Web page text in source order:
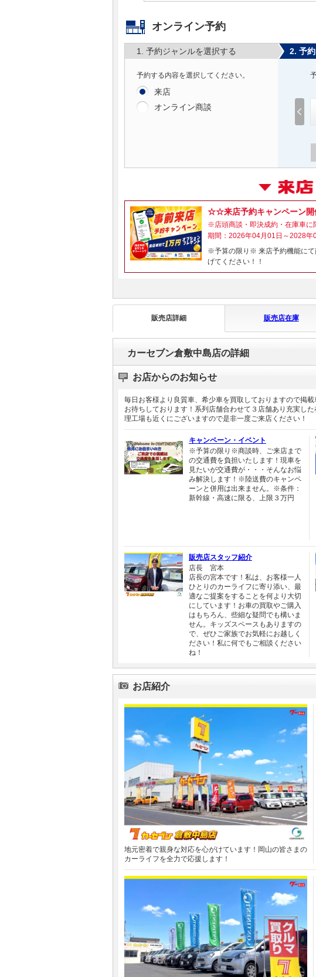
オンライン予約
1. 予約ジャンルを選択する
予約する内容を選択してください。
来店
オンライン商談
2. 予
☆☆来店予約キャンペーン
※店頭商談・即決成約・在庫車に
期間：2026年04月01日～2028年
※予算の限り※ 来店予約機能にて
げてください！！
販売店詳細 販売店在庫
カーセブン倉敷中島店の詳細
お店からのお知らせ
毎日お客様より良質車、希少車を買取しておりますので掲
お待ちしております！系列店舗合わせて３店舗あり充実し
理工場も近くにございますので是非一度ご来店ください！
キャンペーン・イベント
※予算の限り※商談時、ご来店まで
の交通費を負担いたします！現車を
見たいが交通費が・・・そんなお悩
み解決します！※陸送費のキャンペ
ーンと併用は出来ません。※条件：
新幹線・高速に限る、上限３万円
販売店スタッフ紹介
店長 宮本
店長の宮本です！私は、お客様一人
ひとりのカーライフに寄り添い、最
適なご提案をすることを何より大切
にしています！お車の買取やご購入
はもちろん、些細な疑問でも構いま
せん。キッズスペースもありますの
で、ぜひご家族でお気軽にお越しく
ださい！私に何でもご相談ください
ね！
お店紹介
地元密着で親身な対応を心がけています！岡山の皆さまの
カーライフを全力で応援します！